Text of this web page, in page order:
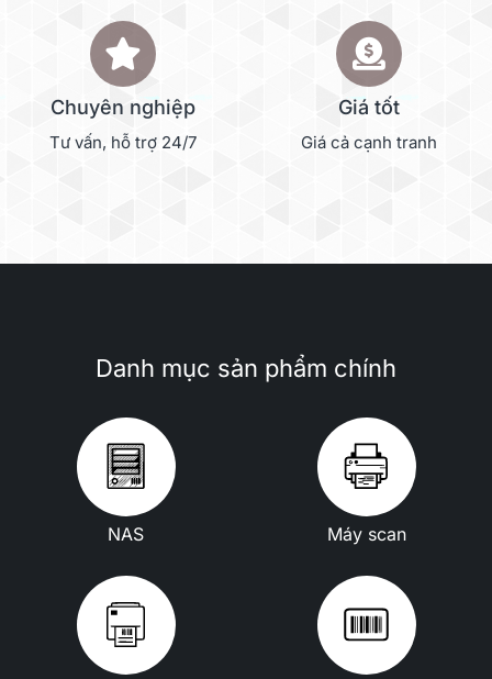
Chuyên nghiệp
Tư vấn, hỗ trợ 24/7
Giá tốt
Giá cả cạnh tranh
Danh mục sản phẩm chính
NAS Máy scan